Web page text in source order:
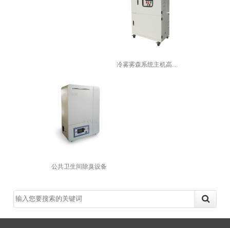
冷雾雾森系统主机高压喷雾景观造雾机园...
公共卫生间除臭设备